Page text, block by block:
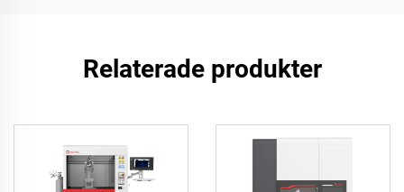
Relaterade produkter